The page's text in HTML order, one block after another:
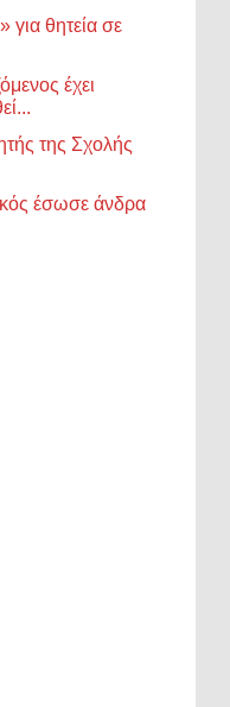
για θητεία σε
έχει
της Σχολής
έσωσε άνδρα